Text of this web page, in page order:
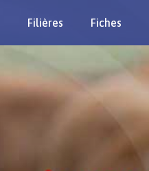
Filières Fiches